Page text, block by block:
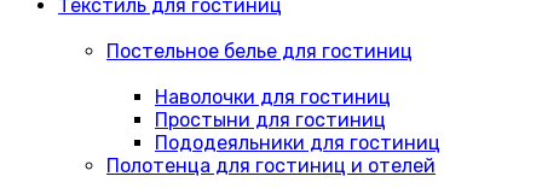
Текстиль для гостиниц
Постельное белье для гостиниц
Наволочки для гостиниц
Простыни для гостиниц
Пододеяльники для гостиниц
Полотенца для гостиниц и отелей